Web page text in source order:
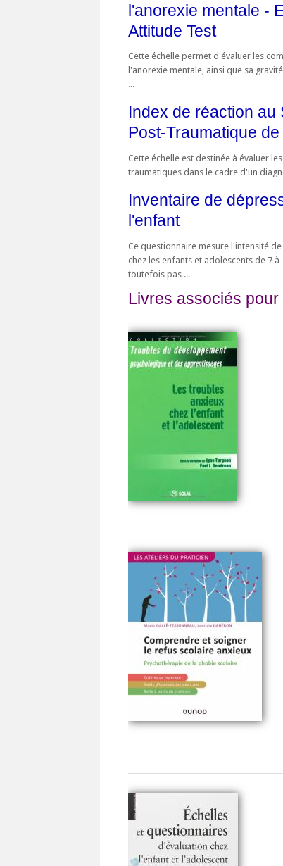
l'anorexie mentale -
Attitude Test
Cette échelle permet d'évaluer les
l'anorexie mentale, ainsi que sa
...
Index de réaction au
Post-Traumatique
Cette échelle est destinée à évaluer
traumatiques dans le cadre d'un
Inventaire de
l'enfant
Ce questionnaire mesure l'intensité
chez les enfants et adolescents de 7 à
toutefois pas ...
Livres associés